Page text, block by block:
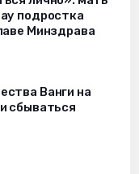
подростка
Минздрава
Ванги на
сбываться